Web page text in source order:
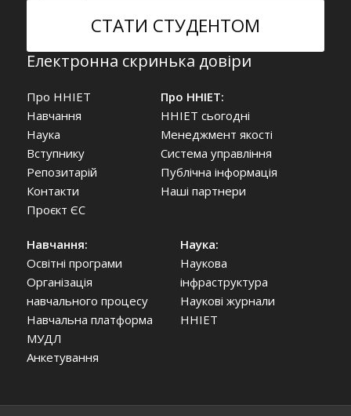
СТАТИ СТУДЕНТОМ
Електронна скринька довіри
Про ННІЕТ
Навчання
Наука
Вступнику
Репозитарій
Контакти
Проєкт ЄС
Про ННІЕТ:
ННІЕТ сьогодні
Менеджмент якості
Система управління
Публічна інформація
Наші партнери
Навчання:
Освітні програми
Організація
навчального процесу
Навчальна платформа
МУДЛ
Анкетування
Наука:
Наукова
інфраструктура
Наукові журнали
ННІЕТ